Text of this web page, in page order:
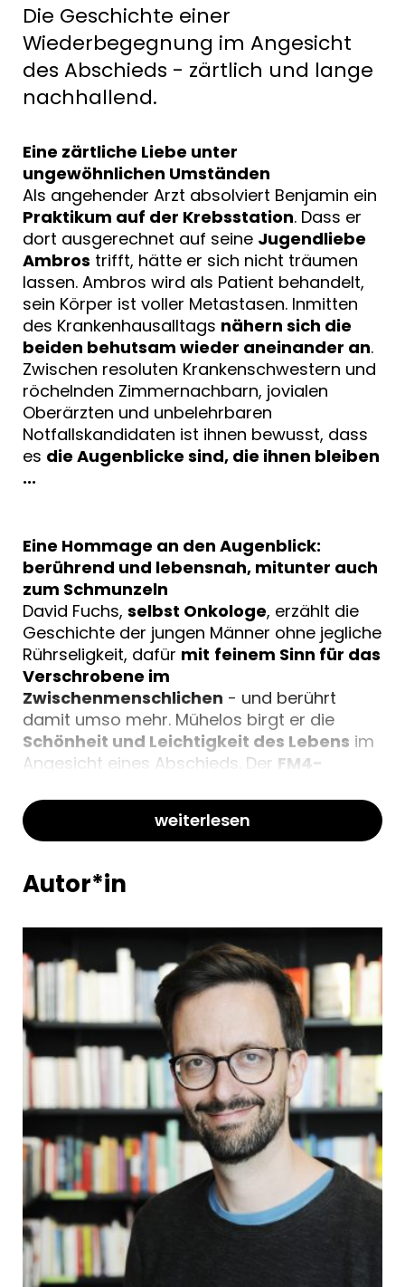
Die Geschichte einer
Wiederbegegnung im Angesicht
des Abschieds - zärtlich und lange
nachhallend.
Eine zärtliche Liebe unter
ungewöhnlichen Umständen
Als angehender Arzt absolviert Benjamin ein
Praktikum auf der Krebsstation. Dass er
dort ausgerechnet auf seine Jugendliebe
Ambros trifft, hätte er sich nicht träumen
lassen. Ambros wird als Patient behandelt,
sein Körper ist voller Metastasen. Inmitten
des Krankenhausalltags nähern sich die
beiden behutsam wieder aneinander an.
Zwischen resoluten Krankenschwestern und
röchelnden Zimmernachbarn, jovialen
Oberärzten und unbelehrbaren
Notfallskandidaten ist ihnen bewusst, dass
es die Augenblicke sind, die ihnen bleiben
...
Eine Hommage an den Augenblick:
berührend und lebensnah, mitunter auch
zum Schmunzeln
David Fuchs, selbst Onkologe, erzählt die
Geschichte der jungen Männer ohne jegliche
Rührseligkeit, dafür mit feinem Sinn für das
Verschrobene im
Zwischenmenschlichen - und berührt
damit umso mehr. Mühelos birgt er die
Schönheit und Leichtigkeit des Lebens im
Angesicht eines Abschieds. Der FM4-
Debütvor, gewürzt mit ein bisschen
Neunzigerjahre-Feeling, in dem er zeigt,
Gesten stecken.
weiterlesen
Autor*in